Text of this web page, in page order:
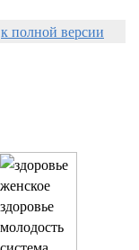
к полной версии